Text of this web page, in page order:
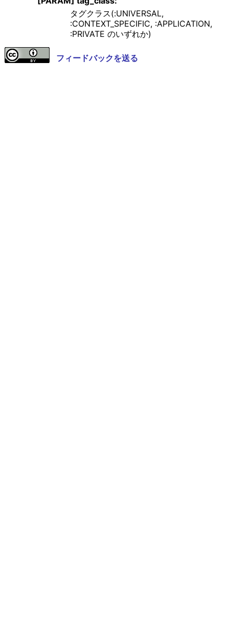
タグクラス(:UNIVERSAL,
:CONTEXT_SPECIFIC, :APPLICATION,
:PRIVATE のいずれか)
フィードバックを送る